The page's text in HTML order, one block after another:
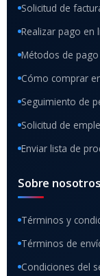
Solicitud de
Realizar pago en
Métodos de
Cómo comprar
Seguimiento de
Solicitud de
Enviar lista de
Sobre
Términos y
Términos de
Condiciones del